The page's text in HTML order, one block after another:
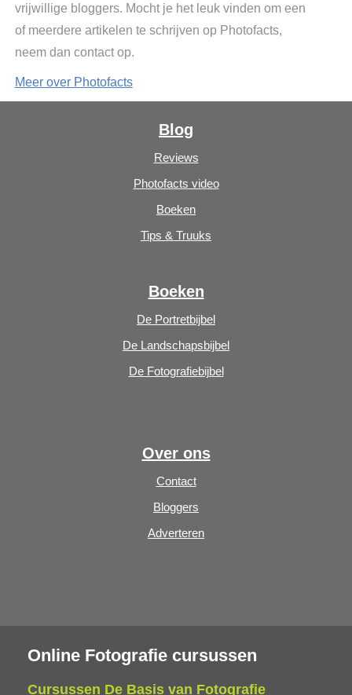
vrijwillige bloggers. Mocht je het leuk vinden om een
of meerdere artikelen te schrijven op Photofacts,
neem dan contact op.
Meer over Photofacts
Blog
Reviews
Photofacts video
Boeken
Tips & Truuks
Boeken
De Portretbijbel
De Landschapsbijbel
De Fotografiebijbel
Over ons
Contact
Bloggers
Adverteren
Online Fotografie cursussen
Cursussen De Basis van Fotografie